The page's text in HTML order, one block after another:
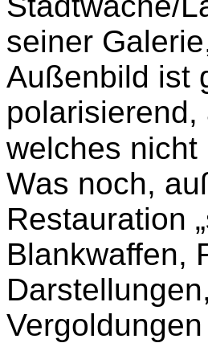
seiner
Außenbild ist
welches nicht
Was noch,
Restauration
Blankwaffen,
Vergoldungen